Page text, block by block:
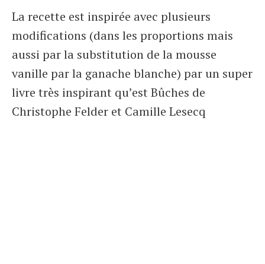
La recette est inspirée avec plusieurs
modifications (dans les proportions mais
aussi par la substitution de la mousse
vanille par la ganache blanche) par un super
livre très inspirant qu’est Bûches de
Christophe Felder et Camille Lesecq